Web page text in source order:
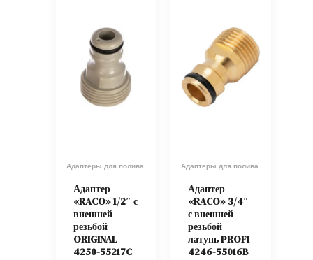
Адаптеры для полива
Адаптер
«RACO» 1/2″ с
внешней
резьбой
ORIGINAL
4250-55217C
Адаптеры для полива
Адаптер
«RACO» 3/4″
с внешней
резьбой
латунь PROFI
4246-55016B